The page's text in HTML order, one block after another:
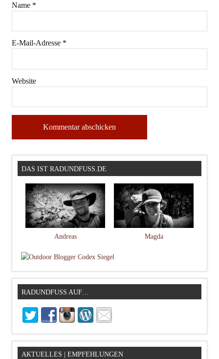
Name *
E-Mail-Adresse *
Website
DAS IST RADUNDFUSS.DE
Andreas Magda
RADUNDFUSS AUF…
AKTUELLES | EMPFEHLUNGEN